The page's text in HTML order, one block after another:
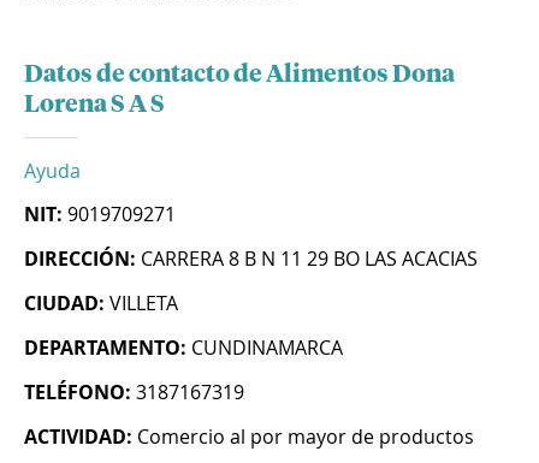
Datos de contacto de Alimentos Dona
Lorena S A S
Ayuda
NIT: 9019709271
DIRECCIÓN: CARRERA 8 B N 11 29 BO LAS ACACIAS
CIUDAD: VILLETA
DEPARTAMENTO: CUNDINAMARCA
TELÉFONO: 3187167319
ACTIVIDAD: Comercio al por mayor de productos